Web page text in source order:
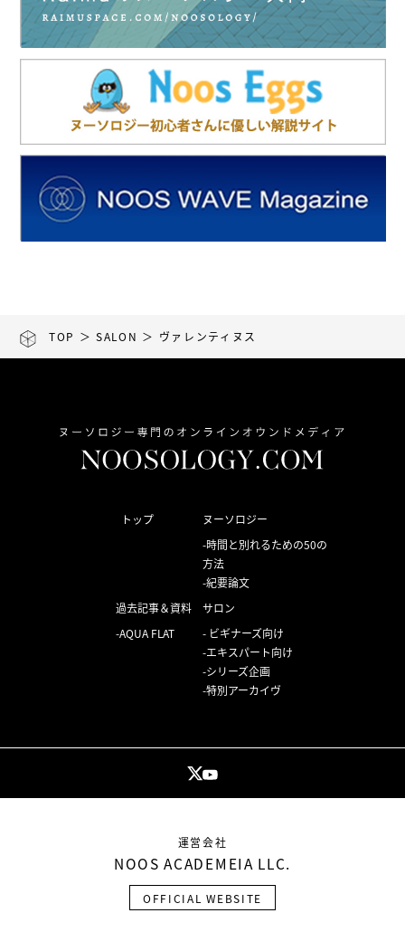
TOP ＞SALON ＞ ヴァレンティヌス
トップ
ヌーソロジー
時間と別れるための50の
方法
紀要論文
過去記事＆資料
AQUA FLAT
サロン
ビギナーズ向け
エキスパート向け
シリーズ企画
特別アーカイヴ
運営会社
NOOS ACADEMEIA LLC.
OFFICIAL WEBSITE